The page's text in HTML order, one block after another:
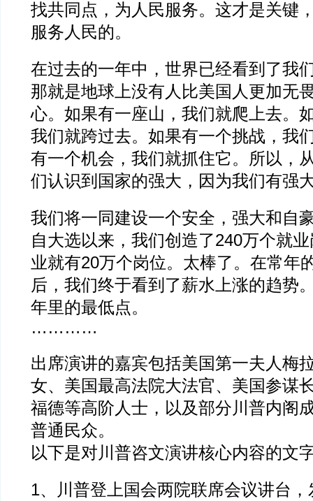
找共同点，为人民服务。这才是关键
服务人民的。
在过去的一年中，世界已经看到了我
那就是地球上没有人比美国人更加无
心。如果有一座山，我们就爬上去。
我们就跨过去。如果有一个挑战，我
有一个机会，我们就抓住它。所以，
们认识到国家的强大，因为我们有强
我们将一同建设一个安全，强大和自
自大选以来，我们创造了240万个就
业就有20万个岗位。太棒了。在常年
后，我们终于看到了薪水上涨的趋势
年里的最低点。
…………
出席演讲的嘉宾包括美国第一夫人梅
女、美国最高法院大法官、美国参谋
福德等高阶人士，以及部分川普内阁
普通民众。
以下是对川普咨文演讲核心内容的文
1、川普登上国会两院联席会议讲台